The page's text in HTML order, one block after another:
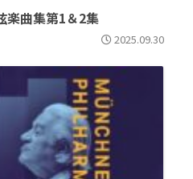
楽曲集第1＆2集
2025.09.30